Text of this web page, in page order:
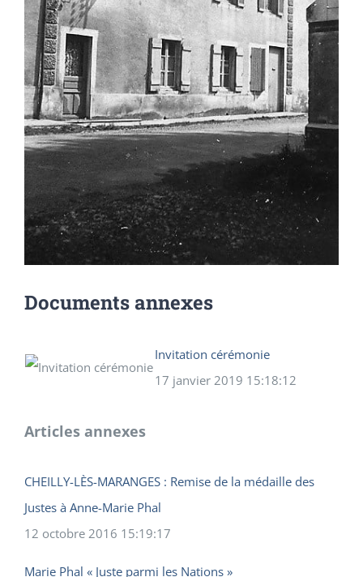
Documents annexes
Invitation cérémonie
17 janvier 2019 15:18:12
Articles annexes
CHEILLY-LÈS-MARANGES : Remise de la médaille des
Justes à Anne-Marie Phal
12 octobre 2016 15:19:17
Marie Phal « Juste parmi les Nations »